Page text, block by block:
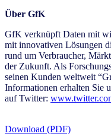
Über GfK
GfK verknüpft Daten mit
mit innovativen Lösungen
rund um Verbraucher,
der Zukunft. Als
seinen Kunden weltweit
Informationen erhalten Sie
auf Twitter:
Download (PDF)